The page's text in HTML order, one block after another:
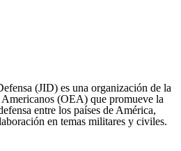
(JID) es una organización de la
(OEA) que promueve la
entre los países de América,
en temas militares y civiles.